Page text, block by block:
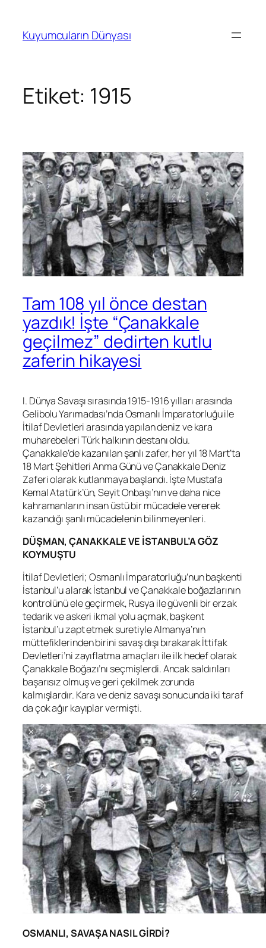
Kuyumcuların Dünyası
Etiket: 1915
Tam 108 yıl önce destan
yazdık! İşte “Çanakkale
geçilmez” dedirten kutlu
zaferin hikayesi
I. Dünya Savaşı sırasında 1915-1916 yılları arasında
Gelibolu Yarımadası’nda Osmanlı İmparatorluğu ile
İtilaf Devletleri arasında yapılan deniz ve kara
muharebeleri Türk halkının destanı oldu.
Çanakkale’de kazanılan şanlı zafer, her yıl 18 Mart’ta
18 Mart Şehitleri Anma Günü ve Çanakkale Deniz
Zaferi olarak kutlanmaya başlandı. İşte Mustafa
Kemal Atatürk’ün, Seyit Onbaşı’nın ve daha nice
kahramanların insan üstü bir mücadele vererek
kazandığı şanlı mücadelenin bilinmeyenleri.
DÜŞMAN, ÇANAKKALE VE İSTANBUL’A GÖZ
KOYMUŞTU
İtilaf Devletleri; Osmanlı İmparatorluğu’nun başkenti
İstanbul’u alarak İstanbul ve Çanakkale boğazlarının
kontrolünü ele geçirmek, Rusya ile güvenli bir erzak
tedarik ve askeri ikmal yolu açmak, başkent
İstanbul’u zapt etmek suretiyle Almanya’nın
müttefiklerinden birini savaş dışı bırakarak İttifak
Devletleri’ni zayıflatma amaçları ile ilk hedef olarak
Çanakkale Boğazı’nı seçmişlerdi. Ancak saldırıları
başarısız olmuş ve geri çekilmek zorunda
kalmışlardır. Kara ve deniz savaşı sonucunda iki taraf
da çok ağır kayıplar vermişti.
OSMANLI, SAVAŞA NASIL GİRDİ?